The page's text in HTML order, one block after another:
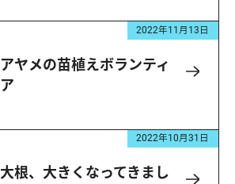
2022年11月13日
アヤメの苗植えボランティ
ア
2022年10月31日
大根、大きくなってきまし